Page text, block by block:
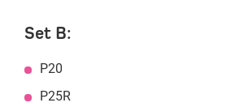
Set B:
P20
P25R